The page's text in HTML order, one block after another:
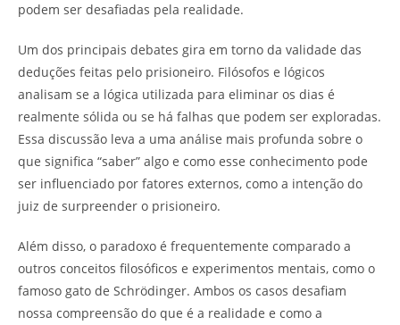
podem ser desafiadas pela realidade.
Um dos principais debates gira em torno da validade das
deduções feitas pelo prisioneiro. Filósofos e lógicos
analisam se a lógica utilizada para eliminar os dias é
realmente sólida ou se há falhas que podem ser exploradas.
Essa discussão leva a uma análise mais profunda sobre o
que significa “saber” algo e como esse conhecimento pode
ser influenciado por fatores externos, como a intenção do
juiz de surpreender o prisioneiro.
Além disso, o paradoxo é frequentemente comparado a
outros conceitos filosóficos e experimentos mentais, como o
famoso gato de Schrödinger. Ambos os casos desafiam
nossa compreensão do que é a realidade e como a